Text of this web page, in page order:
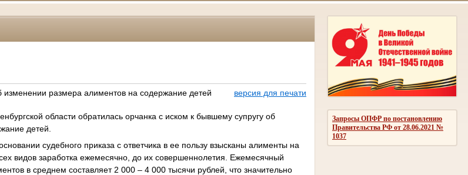
Запросы ОПФР по постановлению
Правительства РФ от 28.06.2021 №
1037
размера алиментов на содержание детей
версия для печати
области обратилась орчанка с иском к бывшему супругу об
детей.
судебного приказа с ответчика в ее пользу взысканы алименты на
видов заработка ежемесячно, до их совершеннолетия. Ежемесячный
в среднем составляет 2 000 – 4 000 тысячи рублей, что значительно